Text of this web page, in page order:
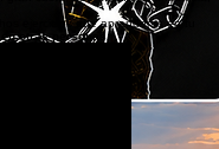
ejercicios que aprenderás en tu
otras personas.